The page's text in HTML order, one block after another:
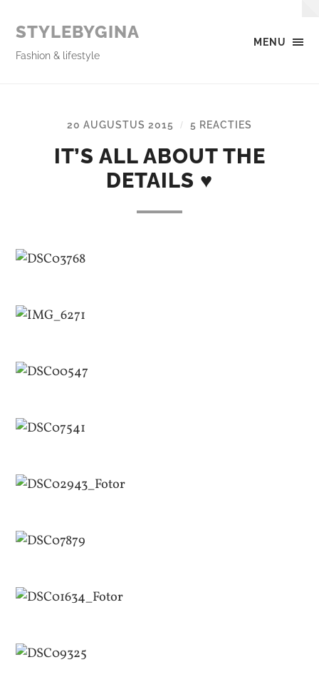
MENU
STYLEBYGINA
Fashion & lifestyle
20 AUGUSTUS 2015 / 5 REACTIES
IT’S ALL ABOUT THE
DETAILS ♥